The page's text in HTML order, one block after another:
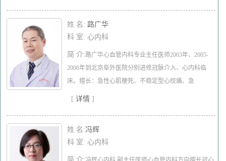
姓 名: 路广华
科 室: 心内科
简 介:路广华心血管内科专业主任医师2003年、2005-
2006年到北京阜外医院分别进修冠脉介入、心内科临
床。擅长：急性心肌梗死、不稳定型心绞痛、急
[ 详情 ]
姓 名:​冯辉
科 室: 心内科